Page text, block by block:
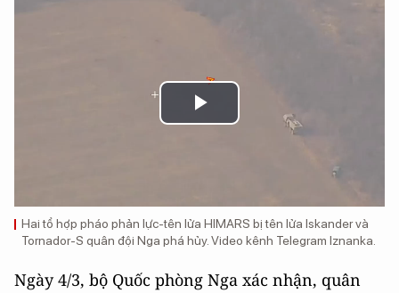
Play
Hai tổ hợp pháo phản lực-tên lửa HIMARS bị tên lửa Iskander và
Tornador-S quân đội Nga phá hủy. Video kênh Telegram Iznanka.
Ngày 4/3, bộ Quốc phòng Nga xác nhận, quân